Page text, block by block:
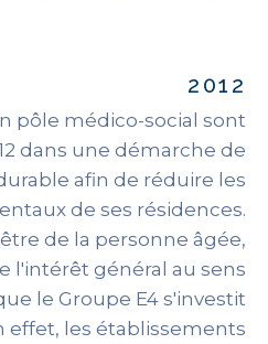
2012
pôle médico-social sont
dans une démarche de
afin de réduire les
de ses résidences.
de la personne âgée,
l'intérêt général au sens
le Groupe E4 s'investit
effet, les établissements